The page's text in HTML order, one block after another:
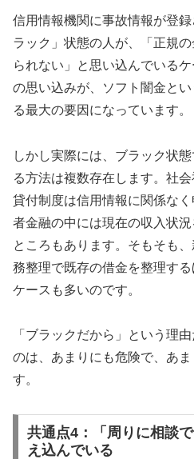
信用情報機関に事故情報が登
ラック」状態の人が、「正規
られない」と思い込んでいる
の思い込みが、ソフト闇金と
る最大の要因になっています。
しかし実際には、ブラック状
る方法は複数存在します。社
貸付制度は信用情報に関係な
者金融の中には現在の収入状
ところもあります。そもそも
務整理で既存の借金を整理す
ケースも多いのです。
「ブラックだから」という理
のは、あまりにも危険で、あ
す。
共通点4：「周りに相談
え込んでいる